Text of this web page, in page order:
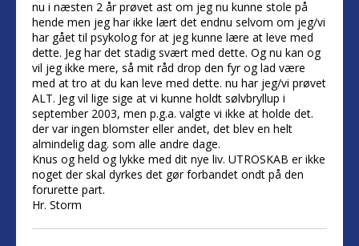
nu i næsten 2 år prøvet ast om jeg nu kunne stole på
hende men jeg har ikke lært det endnu selvom om jeg/vi
har gået til psykolog for at jeg kunne lære at leve med
dette. Jeg har det stadig svært med dette. Og nu kan og
vil jeg ikke mere, så mit råd drop den fyr og lad være
med at tro at du kan leve med dette. nu har jeg/vi prøvet
ALT. Jeg vil lige sige at vi kunne holdt sølvbryllup i
september 2003, men p.g.a. valgte vi ikke at holde det.
der var ingen blomster eller andet, det blev en helt
almindelig dag. som alle andre dage.
Knus og held og lykke med dit nye liv. UTROSKAB er ikke
noget der skal dyrkes det gør forbandet ondt på den
forurette part.
Hr. Storm